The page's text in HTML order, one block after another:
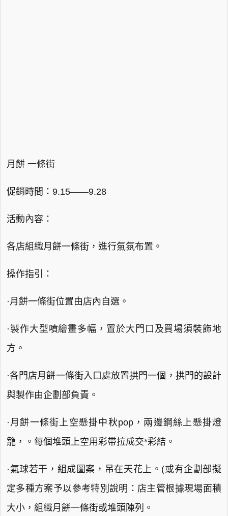
月餅 一條街
促銷時間：9.15——9.28
活動內容：
各店組織月餅一條街，進行氣氛布置。
操作指引：
·月餅一條街位置由店內自選。
·製作大型噴繪畫多幅，置於大門口及買場須裝飾地
方。
·各門店月餅一條街入口處放置拱門一個，拱門的設計
與製作由企劃部負責。
·月餅一條街上空懸掛中秋pop，兩邊鋼絲上懸掛燈
籠，。每個堆頭上空用彩帶拉成交*彩結。
·氣球若干，組成圖案，吊在天花上。(或有企劃部擬
定多種方案予以參考特別說明：店主管根據現場面積
大小，組織月餅一條街或堆頭陳列。